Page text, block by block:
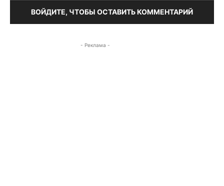
ВОЙДИТЕ, ЧТОБЫ ОСТАВИТЬ КОММЕНТАРИЙ
- Реклама -